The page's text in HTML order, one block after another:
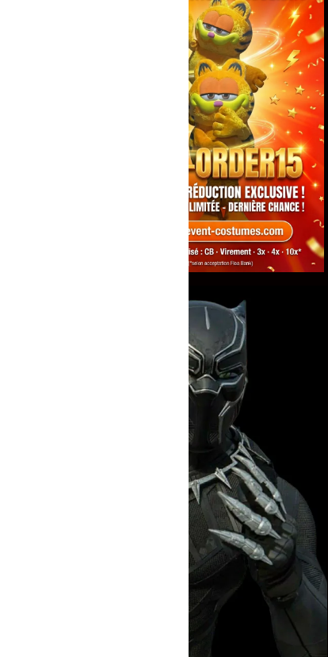
Tous
Mascotte TIGROU -
Une Création Unique et
Découvrez notre mascotte
ou tout simplement les fans
expérience visuelle et tactile
Caractéristiques et
Mousse à forte densité
Tissu 100% coton
pour
Fourrure synthétique
Éléments en PVC